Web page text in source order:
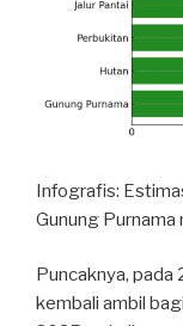
Infografis:
Gunung Purnama
Puncaknya, pada
kembali ambil